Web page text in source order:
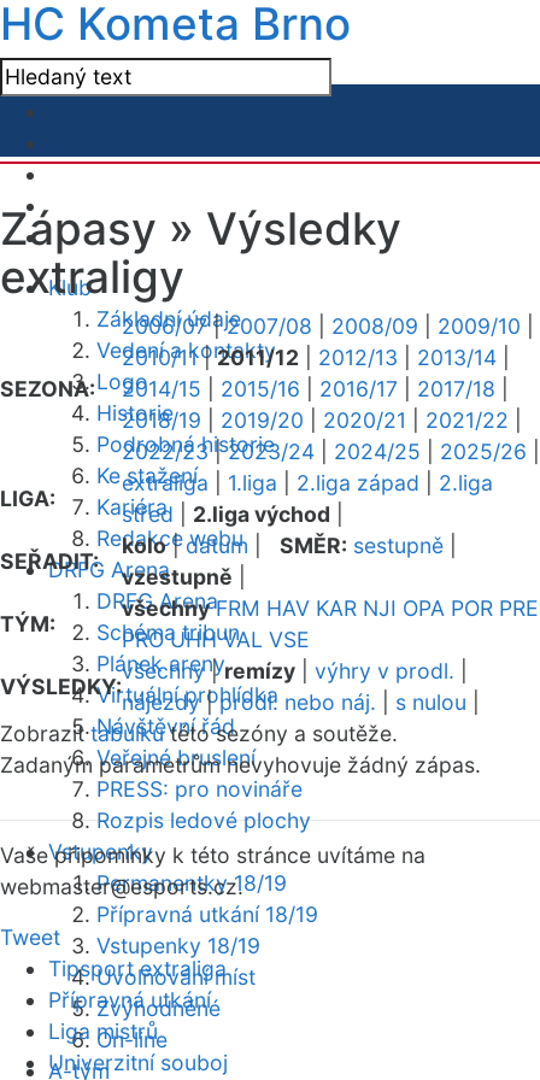
HC Kometa Brno
Klub
Základní údaje
Vedení a kontakty
Logo
Historie
Podrobná historie
Ke stažení
Kariéra
Redakce webu
DRFG Arena
DRFG Arena
Schéma tribun
Plánek areny
Virtuální prohlídka
Návštěvní řád
Veřejné bruslení
PRESS: pro novináře
Rozpis ledové plochy
Vstupenky
Permanentky 18/19
Přípravná utkání 18/19
Vstupenky 18/19
Uvolňování míst
Zvýhodněné
On-line
A-tým
Zápasy » Výsledky
extraligy
SEZONA:
2006/07|2007/08 2008/09 2009/10
2010/11|2011/12 2012/13 2013/14
2014/15
2015/16 2016/17 2017/18
2018/19
2019/20 2020/21 2021/22
2022/23|2023/24 2024/25 2025/26
LIGA:
extraliga 1.liga 2.liga západ
2.liga
střed
2.liga východ
SEŘADIT:
kolo|datum SMĚR: sestupně
vzestupně
TÝM:
všechny FRM HAV KAR NJI OPA POR PRE
PRO UHH VAL VSE
VÝSLEDKY:
všechny|remízy výhry v prodl.
nájezdy|prodl. nebo náj. s nulou
Zobrazittabulkutéto sezóny a soutěže.
Zadaným parametrům nevyhovuje žádný zápas.
Vaše připomínky k této stránce uvítáme na
webmaster@esports.cz.
Tweet
Tipsport extraliga
Přípravná utkání
Liga mistrů
Univerzitní souboj